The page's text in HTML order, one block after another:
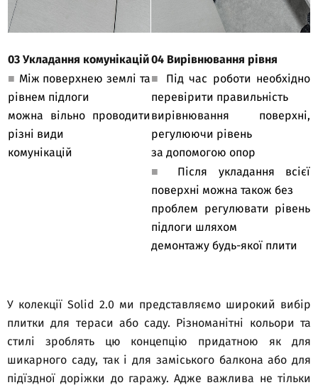
03 Укладання комунікацій04 Вирівнювання рівня
■ Між поверхнею землі та
рівнем підлоги
можна вільно проводити
різні види
комунікацій
■
Під час роботи необхідно
перевірити правильність
вирівнювання поверхні,
регулюючи рівень
за допомогою опор
■
Після укладання всієї
поверхні можна також без
проблем регулювати рівень
підлоги шляхом
демонтажу будь-якої плити
У колекції Solid 2.0 ми представляємо широкий вибір
плитки для тераси або саду. Різноманітні кольори та
стилі зроблять цю концепцію придатною як для
шикарного саду, так і для заміського балкона або для
підїздної доріжки до гаражу. Адже важлива не тільки